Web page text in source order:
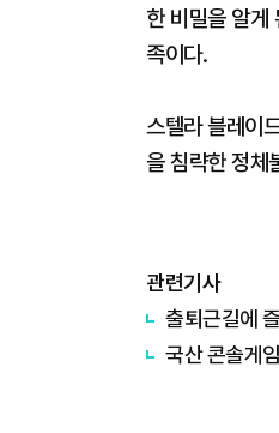
한 비밀을 알게
족이다.
스텔라 블레이
을 침략한 정체
관련기사
출퇴근길에
국산 콘솔게